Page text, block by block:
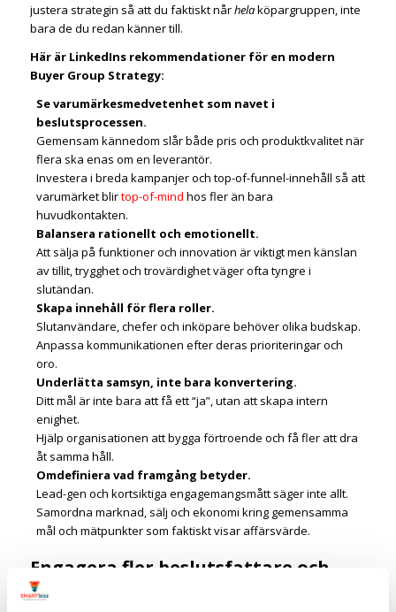
justera strategin så att du faktiskt nårhelaköpargruppen, inte
bara de du redan känner till.
Här är LinkedIns rekommendationer för en modern
Buyer Group Strategy:
Se varumärkesmedvetenhet som navet i
beslutsprocessen.
Gemensam kännedom slår både pris och produktkvalitet när
flera ska enas om en leverantör.
Investera i breda kampanjer och top-of-funnel-innehåll så att
varumärket blirtop-of-mind hos fler än bara
huvudkontakten.
Balansera rationellt och emotionellt.
Att sälja på funktioner och innovation är viktigt men känslan
av tillit, trygghet och trovärdighet väger ofta tyngre i
slutändan.
Skapa innehåll för flera roller.
Slutanvändare, chefer och inköpare behöver olika budskap.
Anpassa kommunikationen efter deras prioriteringar och
oro.
Underlätta samsyn, inte bara konvertering.
Ditt mål är inte bara att få ett “ja”, utan att skapa intern
enighet.
Hjälp organisationen att bygga förtroende och få fler att dra
åt samma håll.
Omdefiniera vad framgång betyder.
Lead-gen och kortsiktiga engagemangsmått säger inte allt.
Samordna marknad, sälj och ekonomi kring gemensamma
mål och mätpunkter som faktiskt visar affärsvärde.
Engagera fler beslutsfattare och
vinn fler affärer